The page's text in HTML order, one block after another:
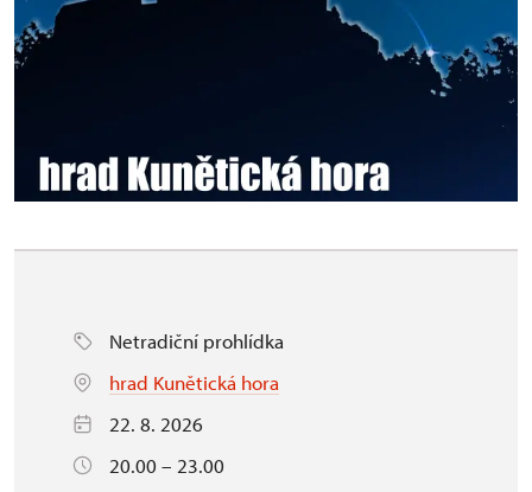
Netradiční prohlídka
hrad Kunětická hora
22. 8. 2026
20.00 – 23.00